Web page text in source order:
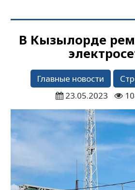
​В Кызылорде
Главные новости
23.05.2023